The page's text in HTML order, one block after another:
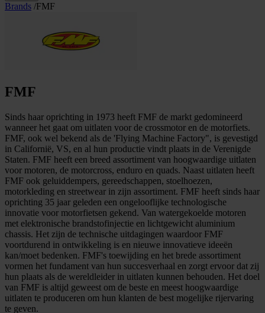
Brands /FMF
FMF
Sinds haar oprichting in 1973 heeft FMF de markt gedomineerd
wanneer het gaat om uitlaten voor de crossmotor en de motorfiets.
FMF, ook wel bekend als de 'Flying Machine Factory", is gevestigd
in Californië, VS, en al hun productie vindt plaats in de Verenigde
Staten. FMF heeft een breed assortiment van hoogwaardige uitlaten
voor motoren, de motorcross, enduro en quads. Naast uitlaten heeft
FMF ook geluiddempers, gereedschappen, stoelhoezen,
motorkleding en streetwear in zijn assortiment. FMF heeft sinds haar
oprichting 35 jaar geleden een ongelooflijke technologische
innovatie voor motorfietsen gekend. Van watergekoelde motoren
met elektronische brandstofinjectie en lichtgewicht aluminium
chassis. Het zijn de technische uitdagingen waardoor FMF
voortdurend in ontwikkeling is en nieuwe innovatieve ideeën
kan/moet bedenken. FMF's toewijding en het brede assortiment
vormen het fundament van hun succesverhaal en zorgt ervoor dat zij
hun plaats als de wereldleider in uitlaten kunnen behouden. Het doel
van FMF is altijd geweest om de beste en meest hoogwaardige
uitlaten te produceren om hun klanten de best mogelijke rijervaring
te geven.